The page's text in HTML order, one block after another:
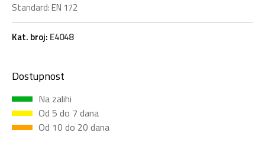
Standard: EN 172
Kat. broj: E4048
Dostupnost
Na zalihi
Od 5 do 7 dana
Od 10 do 20 dana